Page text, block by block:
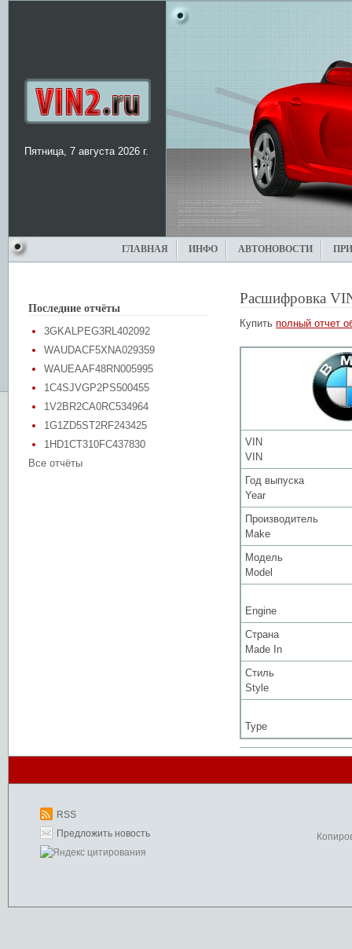
Пятница, 7 августа 2026 г.
ГЛАВНАЯ ИНФО АВТОНОВОСТИ
Последние отчёты
3GKALPEG3RL402092
WAUDACF5XNA029359
WAUEAAF48RN005995
1C4SJVGP2PS500455
1V2BR2CA0RC534964
1G1ZD5ST2RF243425
1HD1CT310FC437830
Все отчёты
Расшифровка
Купить полный отчет
VIN
VIN
Год выпуска
Year
Производитель
Make
Модель
Model
Engine
Страна
Made In
Стиль
Style
Type
RSS
Предложить новость